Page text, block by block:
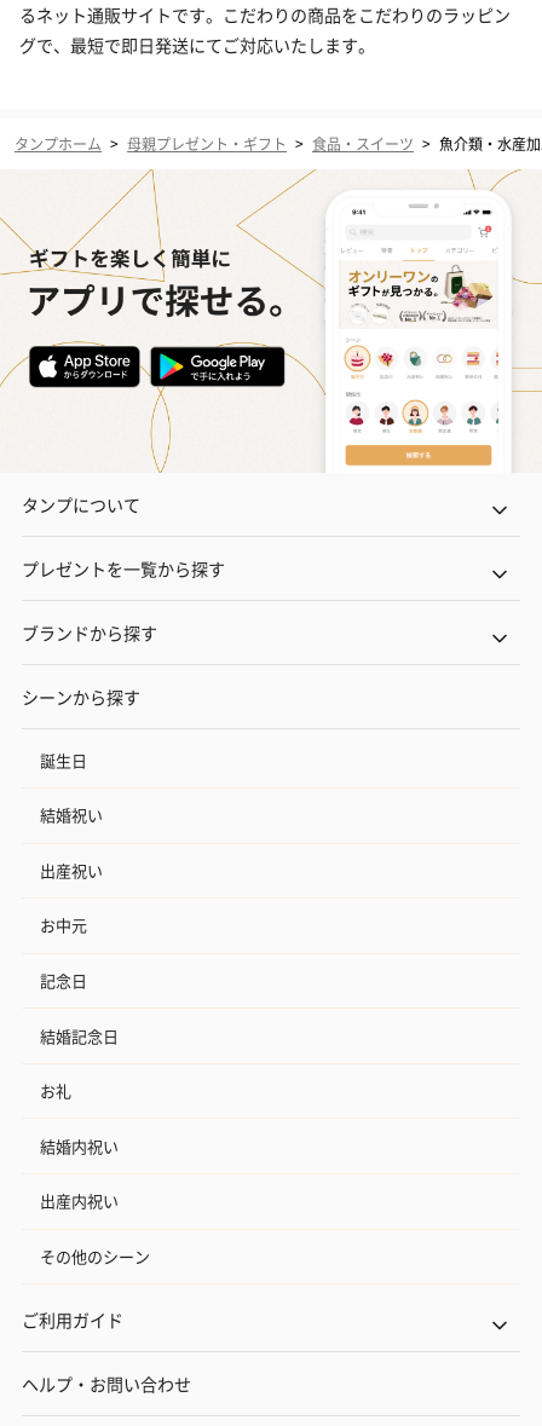
るネット通販サイトです。こだわりの商品をこだわりのラッピン
グで、最短で即日発送にてご対応いたします。
タンプホーム > 母親プレゼント・ギフト > 食品・スイーツ > 魚介類・水産
タンプについて
プレゼントを一覧から探す
ブランドから探す
シーンから探す
誕生日
結婚祝い
出産祝い
お中元
記念日
結婚記念日
お礼
結婚内祝い
出産内祝い
その他のシーン
ご利用ガイド
ヘルプ・お問い合わせ